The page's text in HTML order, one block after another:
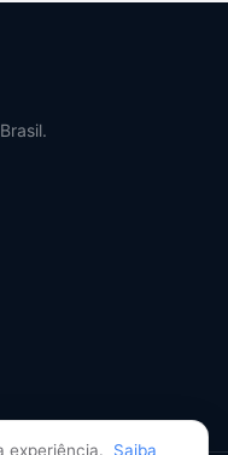
experiência. Saiba